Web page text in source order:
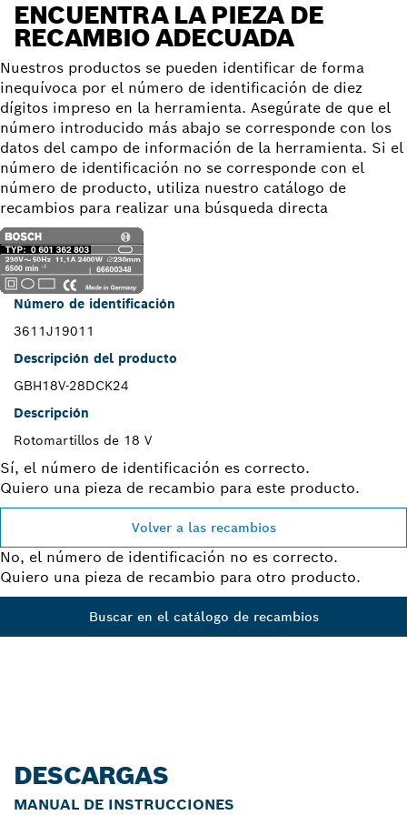
ENCUENTRA LA PIEZA DE
RECAMBIO ADECUADA
Nuestros productos se pueden identificar de forma
inequívoca por el número de identificación de diez
dígitos impreso en la herramienta. Asegúrate de que el
número introducido más abajo se corresponde con los
datos del campo de información de la herramienta. Si el
número de identificación no se corresponde con el
número de producto, utiliza nuestro catálogo de
recambios para realizar una búsqueda directa
Número de identificación
3611J19011
Descripción del producto
GBH18V-28DCK24
Descripción
Rotomartillos de 18 V
Sí, el número de identificación es correcto.
Quiero una pieza de recambio para este producto.
Volver a las recambios
No, el número de identificación no es correcto.
Quiero una pieza de recambio para otro producto.
Buscar en el catálogo de recambios
DESCARGAS
MANUAL DE INSTRUCCIONES